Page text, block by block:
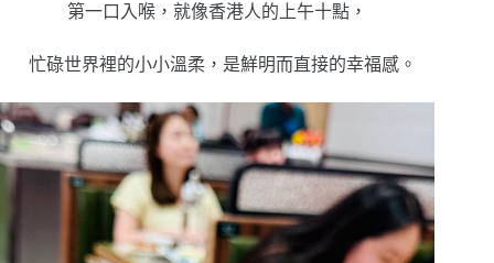
第一口入喉，就像香港人的上午十點，
忙碌世界裡的小小溫柔，是鮮明而直接的幸福感。